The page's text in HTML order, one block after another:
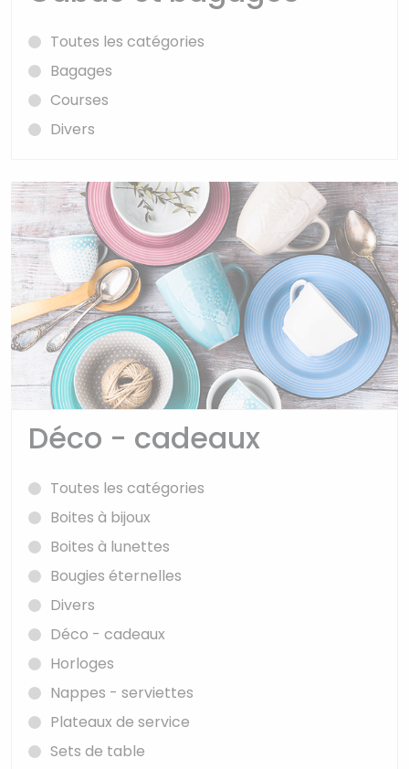
Toutes les catégories
Bagages
Courses
Divers
Déco - cadeaux
Toutes les catégories
Boites à bijoux
Boites à lunettes
Bougies éternelles
Divers
Déco - cadeaux
Horloges
Nappes - serviettes
Plateaux de service
Sets de table